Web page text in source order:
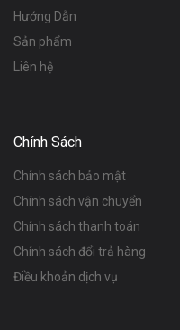
Hướng Dẫn
Sản phẩm
Liên hệ
Chính Sách
Chính sách bảo mật
Chính sách vận chuyển
Chính sách thanh toán
Chính sách đổi trả hàng
Điều khoản dịch vụ